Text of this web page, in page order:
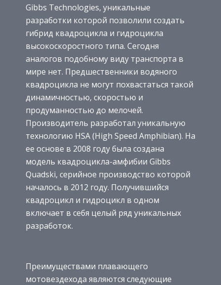
Gibbs Technologies, уникальные
разработки которой позволили создать
гибрид квадроцикла и гидроцикла
высокоскоростного типа. Сегодня
аналогов подобному виду транспорта в
мире нет. Предшественники водяного
квадроцикла не могут похвастаться такой
динамичностью, скоростью и
продуманностью до мелочей.
Производитель разработал уникальную
технологию HSA (High Speed Amphibian). На
ее основе в 2008 году была создана
модель квадроцикла-амфибии Gibbs
Quadski, серийное производство которой
началось в 2012 году. Получившийся
квадроцикл и гидроцикл в одном
включает в себя целый ряд уникальных
разработок.
Преимуществами плавающего
мотовездехода являются следующие